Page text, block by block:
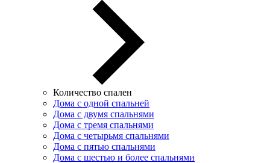
Количество спален
Дома с одной спальней
Дома с двумя спальнями
Дома с тремя спальнями
Дома с четырьмя спальнями
Дома с пятью спальнями
Дома с шестью и более спальнями